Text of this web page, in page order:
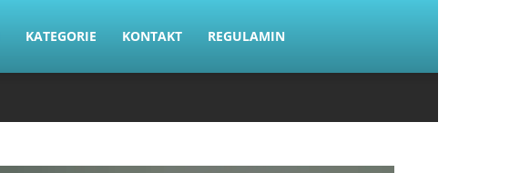
KATEGORIE KONTAKT REGULAMIN